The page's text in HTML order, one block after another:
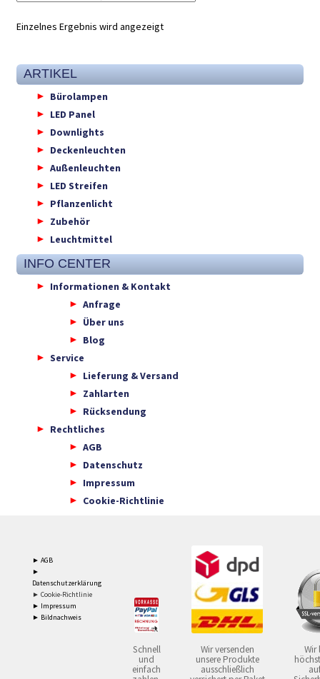
Einzelnes Ergebnis wird angezeigt
ARTIKEL
Bürolampen
LED Panel
Downlights
Deckenleuchten
Außenleuchten
LED Streifen
Pflanzenlicht
Zubehör
Leuchtmittel
INFO CENTER
Informationen & Kontakt
Anfrage
Über uns
Blog
Service
Lieferung & Versand
Zahlarten
Rücksendung
Rechtliches
AGB
Datenschutz
Impressum
Cookie-Richtlinie
► AGB
►
Datenschutzerklärung
► Cookie-Richtlinie
► Impressum
► Bildnachweis
Schnell
und
einfach
Wir versenden
unsere Produkte
ausschließlich
Wir